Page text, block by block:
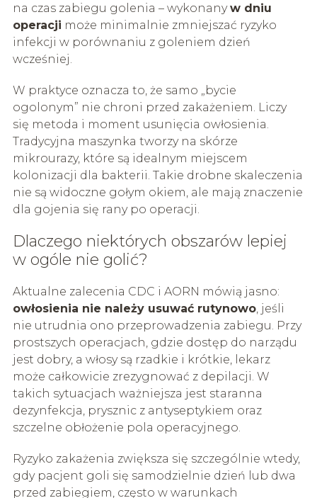
na czas zabiegu golenia – wykonanyw dniu
operacji może minimalnie zmniejszać ryzyko
infekcji w porównaniu z goleniem dzień
wcześniej.
W praktyce oznacza to, że samo „bycie
ogolonym” nie chroni przed zakażeniem. Liczy
się metoda i moment usunięcia owłosienia.
Tradycyjna maszynka tworzy na skórze
mikrourazy, które są idealnym miejscem
kolonizacji dla bakterii. Takie drobne skaleczenia
nie są widoczne gołym okiem, ale mają znaczenie
dla gojenia się rany po operacji.
Dlaczego niektórych obszarów lepiej
w ogóle nie golić?
Aktualne zalecenia CDC i AORN mówią jasno:
owłosienia nie należy usuwać rutynowo, jeśli
nie utrudnia ono przeprowadzenia zabiegu. Przy
prostszych operacjach, gdzie dostęp do narządu
jest dobry, a włosy są rzadkie i krótkie, lekarz
może całkowicie zrezygnować z depilacji. W
takich sytuacjach ważniejsza jest staranna
dezynfekcja, prysznic z antyseptykiem oraz
szczelne obłożenie pola operacyjnego.
Ryzyko zakażenia zwiększa się szczególnie wtedy,
gdy pacjent goli się samodzielnie dzień lub dwa
przed zabiegiem, często w warunkach